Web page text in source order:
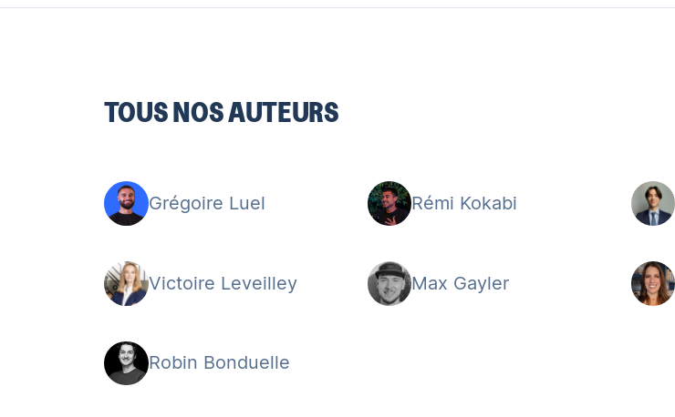
TOUS NOS AUTEURS
Grégoire Luel Rémi Kokabi
Victoire Leveilley Max Gayler
Robin Bonduelle